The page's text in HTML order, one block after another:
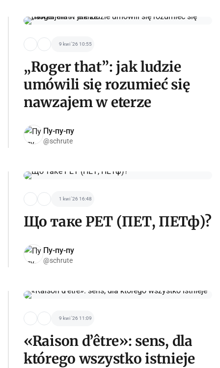
9 kwi '26 10:55
„Roger that”: jak ludzie
umówili się rozumieć się
nawzajem w eterze
Пу-пу-пу
@schrute
1 kwi '26 16:48
Що таке PET (ПЕТ, ПЕТф)?
Пу-пу-пу
@schrute
9 kwi '26 11:09
«Raison d’être»: sens, dla
którego wszystko istnieje